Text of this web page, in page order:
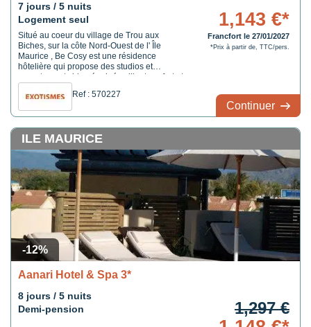
7 jours / 5 nuits
Logement seul
Situé au coeur du village de Trou aux
Biches, sur la côte Nord-Ouest de l' Île
Maurice , Be Cosy est une résidence
hôtelière qui propose des studios et
appartements bien équipés alliant confort et
trouve à une cinquantaine de mètres
environ d'une longue plage de sable
blancbaignée par les eaux ...
Ref : 570227
1,143 €*
Francfort le 27/01/2027
*Prix à partir de, TTC/pers.
Continuer
-12%
ILE MAURICE
Aanari Hotel & Spa 3*
8 jours / 5 nuits
Demi-pension
1,297 €